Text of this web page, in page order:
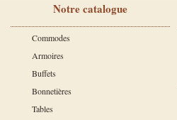
Notre catalogue
Commodes
Armoires
Buffets
Bonnetières
Tables